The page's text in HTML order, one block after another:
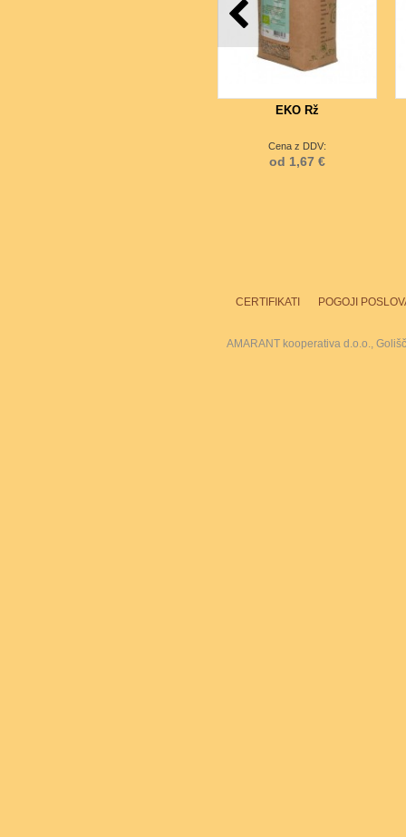
EKO Rž
Cena z DDV:
od 1,67 €
CERTIFIKATI POGOJI
AMARANT kooperativa d.o.o.,